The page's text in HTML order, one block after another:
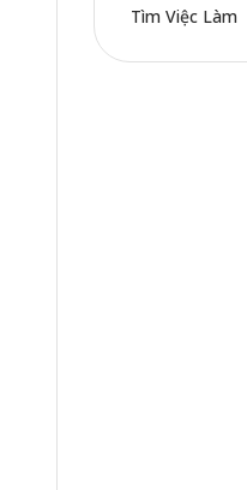
Tìm Việc Làm